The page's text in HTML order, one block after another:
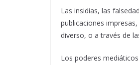
Las insidias, las
publicaciones
diverso, o a través de
Los poderes